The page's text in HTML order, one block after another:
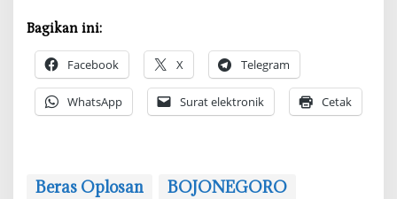
Bagikan ini:
Facebook X Telegram
WhatsApp Surat elektronik Cetak
Beras Oplosan
BOJONEGORO